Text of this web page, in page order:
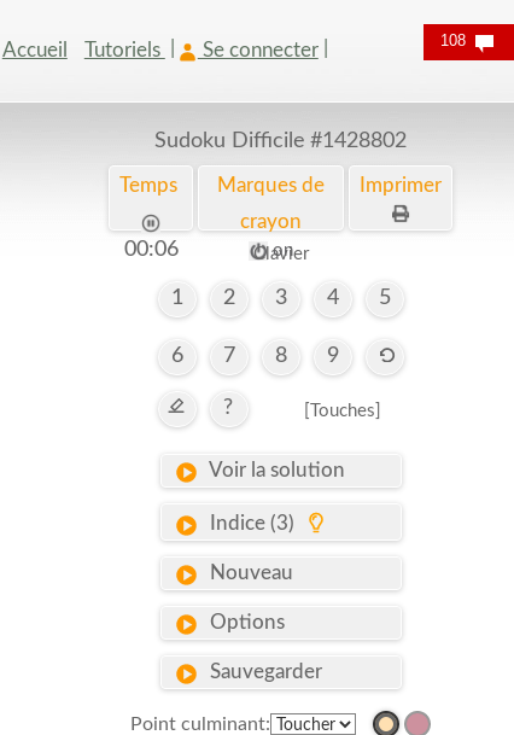
Accueil Tutoriels Se connecter
Sudoku Difficile #1428802
Temps
00:07
Marques de
crayon
on
Imprimer
Clavier
1 2 3 4 5
6 7 8 9
? [Touches]
Voir la solution
Indice (3)
Nouveau
Options
Sauvegarder
Point culminant:
108